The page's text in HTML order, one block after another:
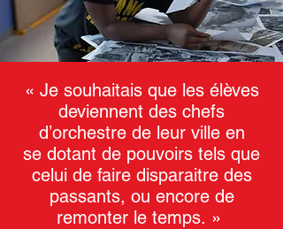
« Je souhaitais que les élèves
deviennent des chefs
d’orchestre de leur ville en
se dotant de pouvoirs tels que
celui de faire disparaitre des
passants, ou encore de
remonter le temps. »